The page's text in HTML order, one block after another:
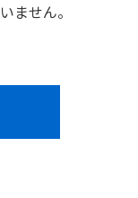
ません。